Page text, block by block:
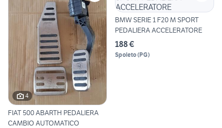
4
FIAT 500 ABARTH PEDALIERA
CAMBIO AUTOMATICO
BMW SERIE 1 F20 M SPORT
PEDALIERA ACCELERATORE
188 €
Spoleto(PG)